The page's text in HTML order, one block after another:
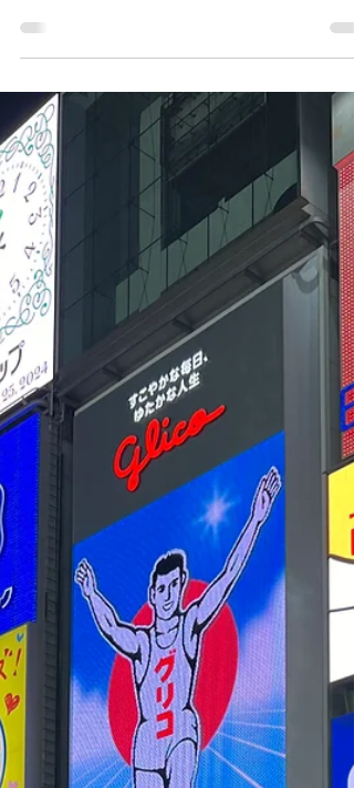
Ecco la mia guida di sopravvivenza per gli
Universal Studios Japan: tutto ciò che devi
sapere per vivere al meglio una giornata
USJ di Osaka, il parco divertimenti più
spettacolare del Giappone!